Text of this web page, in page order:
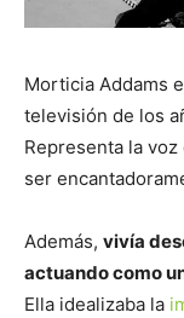
Morticia Addams
televisión de los
Representa la
ser
Además, vivía
actuando como
Ella idealizaba la